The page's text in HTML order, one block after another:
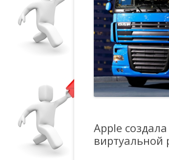
Apple
виртуальной